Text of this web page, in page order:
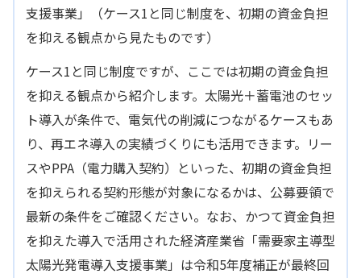
支援事業」（ケース1と同じ制度を、初期の資金負担
を抑える観点から見たものです）
ケース1と同じ制度ですが、ここでは初期の資金負担
を抑える観点から紹介します。太陽光＋蓄電池のセッ
ト導入が条件で、電気代の削減につながるケースもあ
り、再エネ導入の実績づくりにも活用できます。リー
スやPPA（電力購入契約）といった、初期の資金負担
を抑えられる契約形態が対象になるかは、公募要領で
最新の条件をご確認ください。なお、かつて資金負担
を抑えた導入で活用された経済産業省「需要家主導型
太陽光発電導入支援事業」は令和5年度補正が最終回